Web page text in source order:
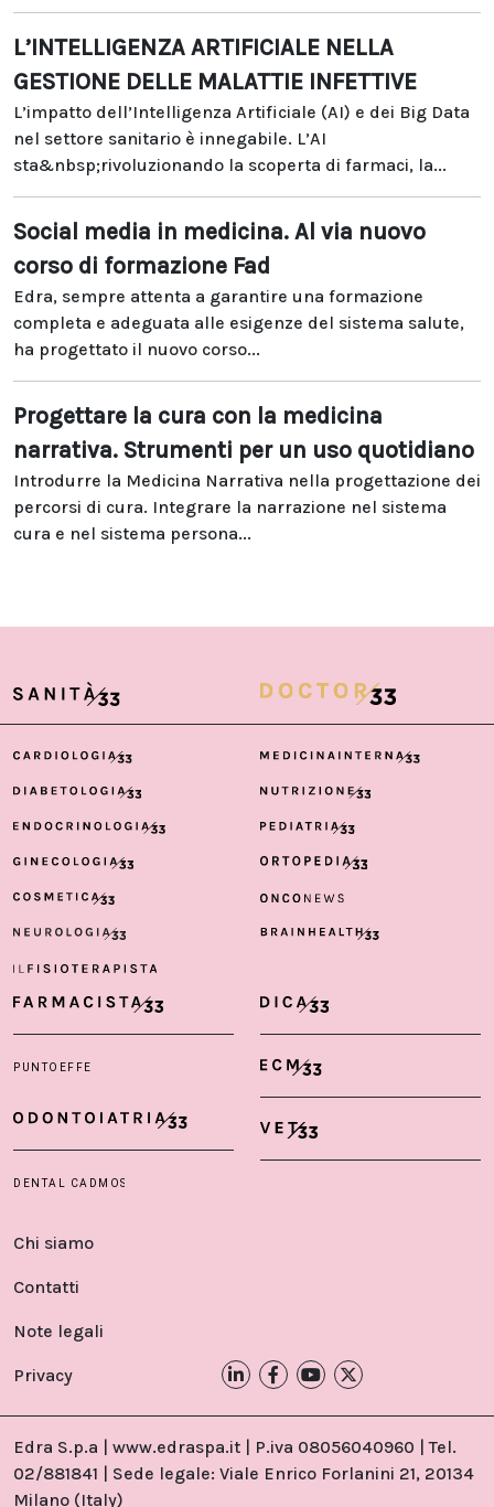
L’INTELLIGENZA ARTIFICIALE NELLA
GESTIONE DELLE MALATTIE INFETTIVE
L’impatto dell’Intelligenza Artificiale (AI) e dei Big Data
nel settore sanitario è innegabile. L’AI
sta&nbsp;rivoluzionando la scoperta di farmaci, la...
Social media in medicina. Al via nuovo
corso di formazione Fad
Edra, sempre attenta a garantire una formazione
completa e adeguata alle esigenze del sistema salute,
ha progettato il nuovo corso...
Progettare la cura con la medicina
narrativa. Strumenti per un uso quotidiano
Introdurre la Medicina Narrativa nella progettazione dei
percorsi di cura. Integrare la narrazione nel sistema
cura e nel sistema persona...
Chi siamo
Contatti
Note legali
Privacy
Edra S.p.a | www.edraspa.it | P.iva 08056040960 | Tel.
02/881841 | Sede legale: Viale Enrico Forlanini 21, 20134
Milano (Italy)